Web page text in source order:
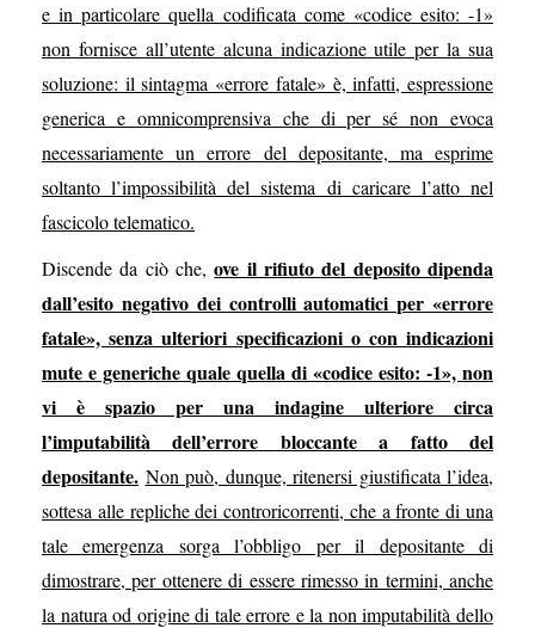
e in particolare quella codificata come «codice esito: -1»
non fornisce all’utente alcuna indicazione utile per la sua
soluzione: il sintagma «errore fatale» è, infatti, espressione
generica e omnicomprensiva che di per sé non evoca
necessariamente un errore del depositante, ma esprime
soltanto l’impossibilità del sistema di caricare l’atto nel
fascicolo telematico.
Discende da ciò che,ove il rifiuto del deposito dipenda
dall’esito negativo dei controlli automatici per «errore
fatale», senza ulteriori specificazioni o con indicazioni
mute e generiche quale quella di «codice esito: -1», non
vi è spazio per una indagine ulteriore circa
l’imputabilità dell’errore bloccante a fatto del
depositante. Non può, dunque, ritenersi giustificata l’idea,
sottesa alle repliche dei controricorrenti, che a fronte di una
tale emergenza sorga l’obbligo per il depositante di
dimostrare, per ottenere di essere rimesso in termini, anche
la natura od origine di tale errore e la non imputabilità dello